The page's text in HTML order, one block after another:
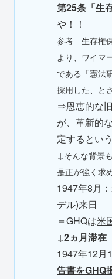
第25条 「生
や！！
参考 生存権
より、ワイマ
である「憲法
採用した、と
⇒恩恵的な
が、革新的
定するとい
↓そんな背景
是正が強く求
1947年8月
デル)来日
＝GHQは米
↓2ヵ月滞在
1947年12月
告書をGHQ